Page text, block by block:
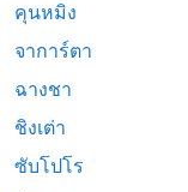
คุนหมิง
จาการ์ตา
ฉางชา
ชิงเต่า
ซับโปโร